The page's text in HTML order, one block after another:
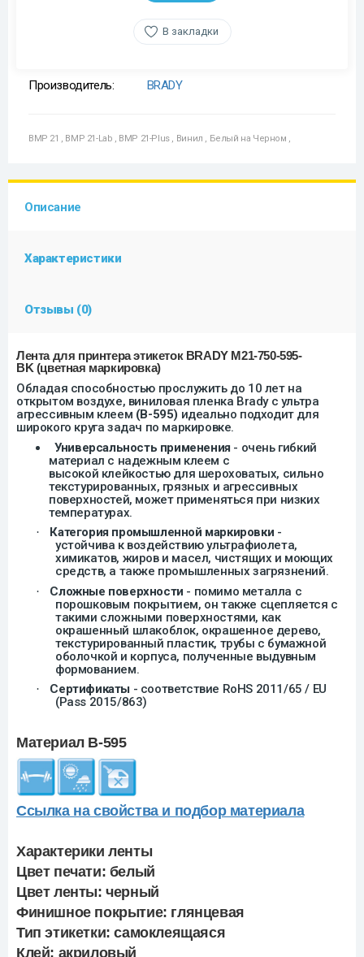
В закладки
Производитель: BRADY
BMP 21 , BMP 21-Lab , BMP 21-Plus , Винил , Белый на Черном ,
Описание
Характеристики
Отзывы (0)
Лента для принтера этикеток BRADY M21-750-595-
BK (цветная маркировка)
Обладая способностью прослужить до 10 лет на
открытом воздухе, виниловая пленка Brady с ультра
агрессивным клеем (B-595) идеально подходит для
широкого круга задач по маркировке.
Универсальность применения - очень гибкий
материал с надежным клеем с
высокой клейкостью для шероховатых, сильно
текстурированных, грязных и агрессивных
поверхностей, может применяться при низких
температурах.
· Категория промышленной маркировки -
устойчива к воздействию ультрафиолета,
химикатов, жиров и масел, чистящих и моющих
средств, а также промышленных загрязнений.
· Сложные поверхности - помимо металла с
порошковым покрытием, он также сцепляется с
такими сложными поверхностями, как
окрашенный шлакоблок, окрашенное дерево,
текстурированный пластик, трубы с бумажной
оболочкой и корпуса, полученные выдувным
формованием.
· Сертификаты - соответствие RoHS 2011/65 / EU
(Pass 2015/863)
Материал B-595
Ссылка на свойства и подбор материала
Характерики ленты
Цвет печати: белый
Цвет ленты: черный
Финишное покрытие: глянцевая
Тип этикетки: самоклеящаяся
Клей: акриловый